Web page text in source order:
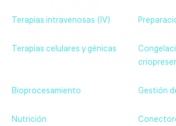
Terapias intravenosas (IV)
Terapias celulares y génicas
Bioprocesamiento Gestión
Nutrición